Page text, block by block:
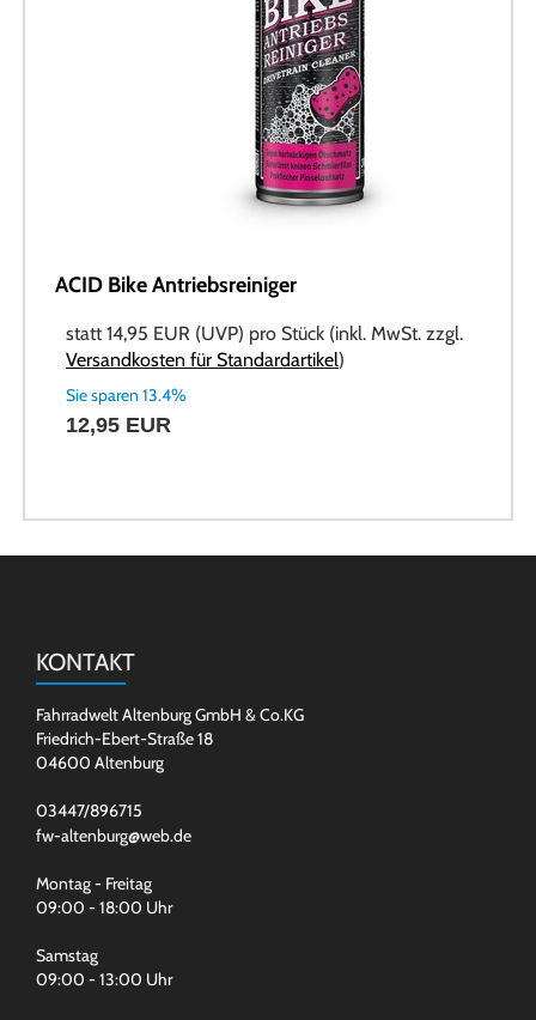
ACID Bike Antriebsreiniger
statt14,95 EUR (UVP) pro Stück (inkl. MwSt. zzgl.
Versandkosten für Standardartikel)
Sie sparen 13.4%
12,95 EUR
KONTAKT
Fahrradwelt Altenburg GmbH & Co.KG
Friedrich-Ebert-Straße 18
04600 Altenburg
03447/896715
fw-altenburg@web.de
Montag - Freitag
09:00 - 18:00 Uhr
Samstag
09:00 - 13:00 Uhr